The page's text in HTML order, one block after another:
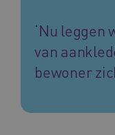
‘Nu leggen
van
bewoner